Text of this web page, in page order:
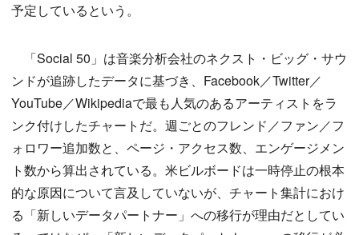
予定しているという。
「Social 50」は音楽分析会社のネクスト・ビッグ・サウ
ンドが追跡したデータに基づき、Facebook／Twitter／
YouTube／Wikipediaで最も人気のあるアーティストをラ
ンク付けしたチャートだ。週ごとのフレンド／ファン／フ
ォロワー追加数と、ページ・アクセス数、エンゲージメン
ト数から算出されている。米ビルボードは一時停止の根本
的な原因について言及していないが、チャート集計におけ
る「新しいデータパートナー」への移行が理由だとしてい